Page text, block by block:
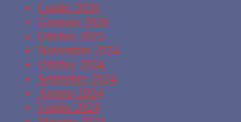
Luglio 2026
Gennaio 2026
Ottobre 2025
Novembre 2024
Ottobre 2024
Settembre 2024
Agosto 2024
Luglio 2024